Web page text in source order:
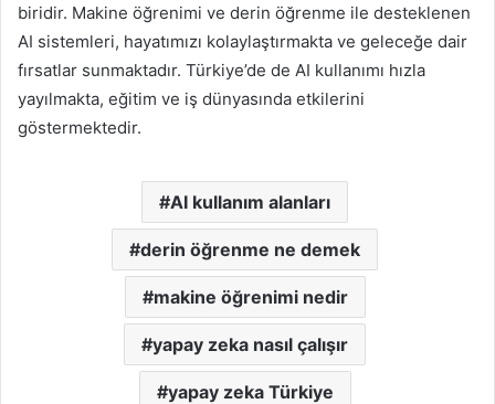
biridir. Makine öğrenimi ve derin öğrenme ile desteklenen
AI sistemleri, hayatımızı kolaylaştırmakta ve geleceğe dair
fırsatlar sunmaktadır. Türkiye’de de AI kullanımı hızla
yayılmakta, eğitim ve iş dünyasında etkilerini
göstermektedir.
AI kullanım alanları
derin öğrenme ne demek
makine öğrenimi nedir
yapay zeka nasıl çalışır
yapay zeka Türkiye